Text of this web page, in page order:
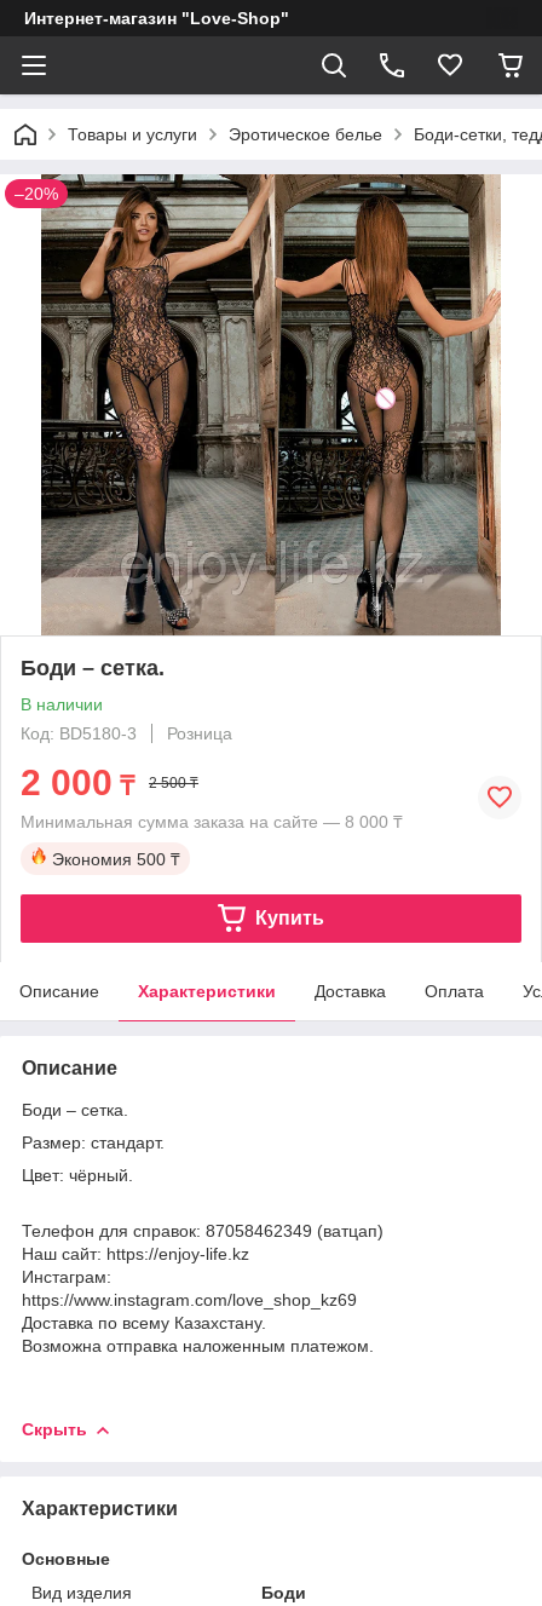
Интернет-магазин "Love-Shop"
Товары и услуги Эротическое белье Боди-сетки,
–20%
Боди – сетка.
В наличии
Код: BD5180-3
Розница
2 000 ₸ 2 500 ₸
Минимальная сумма заказа на сайте — 8 000 ₸
Экономия 500 ₸
Купить
Описание Характеристики Доставка Оплата
Описание
Боди – сетка.
Размер: стандарт.
Цвет: чёрный.
Телефон для справок: 87058462349 (ватцап)
Наш сайт: https://enjoy-life.kz
Инстаграм:
https://www.instagram.com/love_shop_kz69
Доставка по всему Казахстану.
Возможна отправка наложенным платежом.
Скрыть
Характеристики
Основные
Вид изделия
Боди